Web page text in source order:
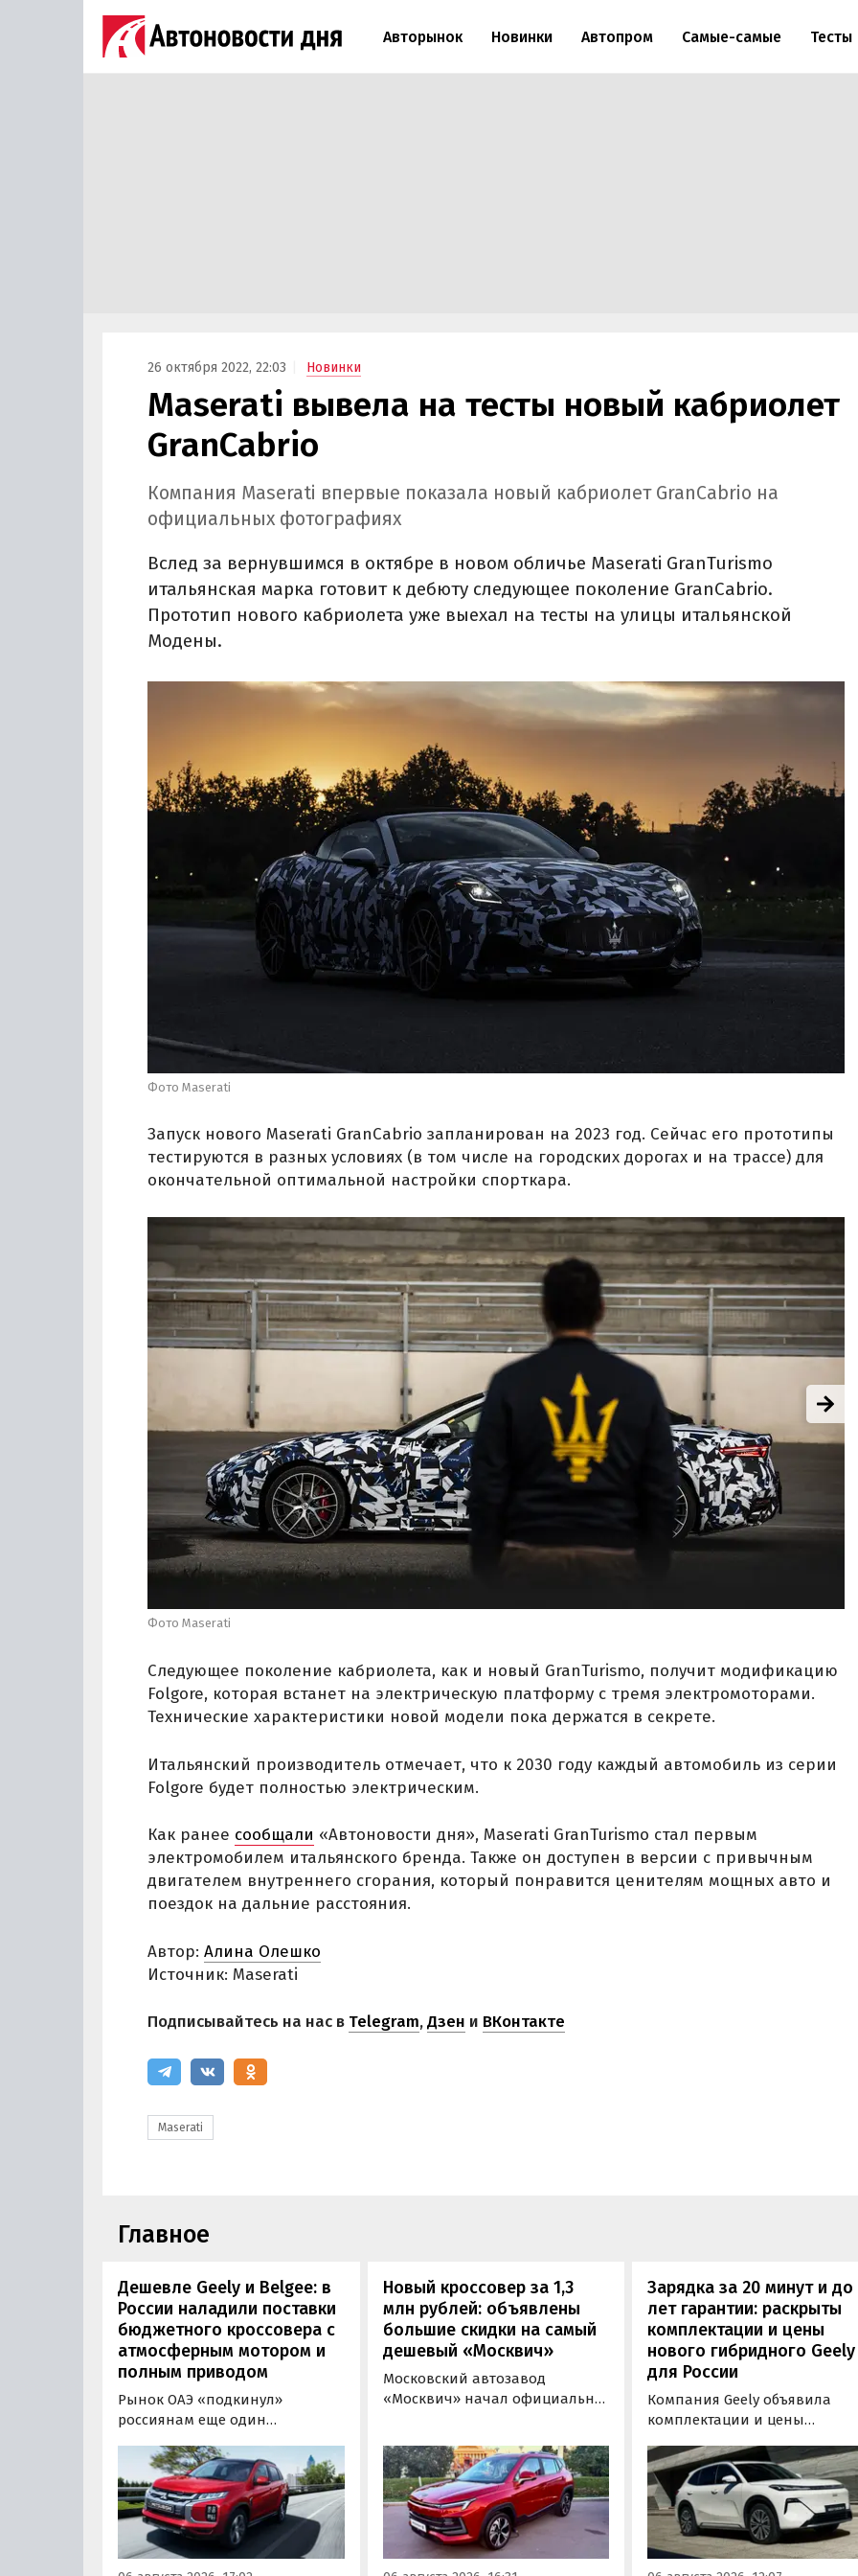
Авторынок Новинки Автопром Самые-самые Тесты
26 октября 2022, 22:03 Новинки
Maserati вывела на тесты новый кабриолет
GranCabrio
Компания Maserati впервые показала новый кабриолет GranCabrio на
официальных фотографиях
Вслед за вернувшимся в октябре в новом обличье Maserati GranTurismo
итальянская марка готовит к дебюту следующее поколение GranCabrio.
Прототип нового кабриолета уже выехал на тесты на улицы итальянской
Модены.
Фото Maserati
Запуск нового Maserati GranCabrio запланирован на 2023 год. Сейчас его прототипы
тестируются в разных условиях (в том числе на городских дорогах и на трассе) для
окончательной оптимальной настройки спорткара.
Фото Maserati
Следующее поколение кабриолета, как и новый GranTurismo, получит модификацию
Folgore, которая встанет на электрическую платформу с тремя электромоторами.
Технические характеристики новой модели пока держатся в секрете.
Итальянский производитель отмечает, что к 2030 году каждый автомобиль из серии
Folgore будет полностью электрическим.
Как ранее сообщали «Автоновости дня», Maserati GranTurismo стал первым
электромобилем итальянского бренда. Также он доступен в версии с привычным
двигателем внутреннего сгорания, который понравится ценителям мощных авто и
поездок на дальние расстояния.
Автор: Алина Олешко
Источник: Maserati
Подписывайтесь на нас в Telegram,Дзен и ВКонтакте
Maserati
Главное
Дешевле Geely и Belgee: в
России наладили поставки
бюджетного кроссовера с
атмосферным мотором и
полным приводом
Рынок ОАЭ «подкинул»
россиянам еще один
продавался в России
официально. Речь о Mitsubishi
ASX: у дилеров в Эмиратах он
стоит примерно от 1 600 000
рублей по текущему курсу, а у
нас с учетом всех расходов
Новый кроссовер за 1,3
млн рублей: объявлены
большие скидки на самый
дешевый «Москвич»
Московский автозавод
«Москвич» начал официально
прямой выгодой в размере 360
тыс. рублей. Получить такую
скидку можно при покупке
нового автомобиля 2025 или
2026 года выпуска в период с 4
по 31 августа, сообщили в
Зарядка за 20 минут и до
лет гарантии: раскрыты
комплектации и цены
нового гибридного Geely
для России
Компания Geely объявила
комплектации и цены
новой версии EM-R с
установкой
типа. Автомобиль оснащен
инновационной системой
названием Electric Motor
Extended Range (EM-R) и